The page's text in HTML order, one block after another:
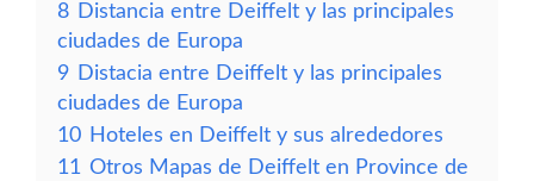
8 Distancia entre Deiffelt y las principales
ciudades de Europa
9 Distacia entre Deiffelt y las principales
ciudades de Europa
10 Hoteles en Deiffelt y sus alrededores
11 Otros Mapas de Deiffelt en Province de